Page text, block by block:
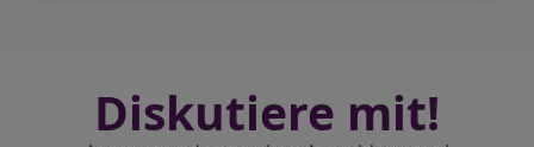
Diskutiere mit!